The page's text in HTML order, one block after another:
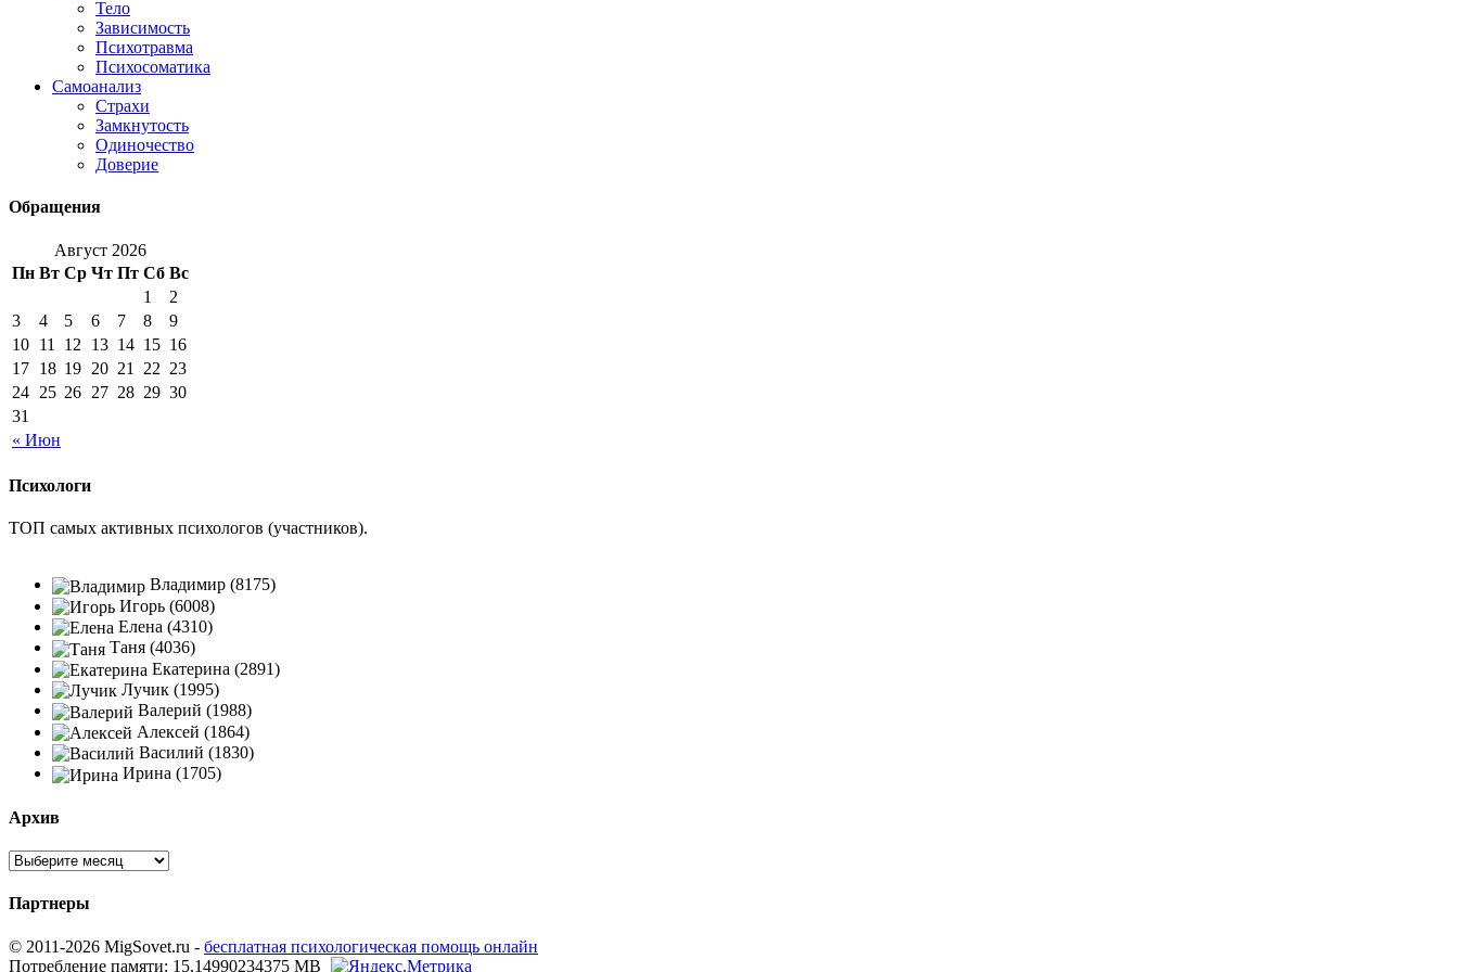
Тело
Зависимость
Психотравма
Психосоматика
Самоанализ
Страхи
Замкнутость
Одиночество
Доверие
Обращения
Август 2026
Пн Вт Ср Чт Пт Сб Вс
« Июн
1
2
3
4 5 6 7 8
9
10 11 12 13 14 15 16
17 18 19 20 21 22 23
24 25 26 27 28 29 30
31
Психологи
ТОП самых активных психологов (участников).
Владимир (8175)
Игорь (6008)
Елена (4310)
Таня (4036)
Екатерина (2891)
Лучик (1995)
Валерий (1988)
Алексей (1864)
Василий (1830)
Ирина (1705)
Архив
Партнеры
© 2011-2026 MigSovet.ru - бесплатная психологическая помощь онлайн
Потребление памяти: 15.14990234375 MB